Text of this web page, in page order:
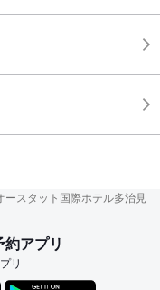
ースタット国際ホテル多治見
アプリ
リ